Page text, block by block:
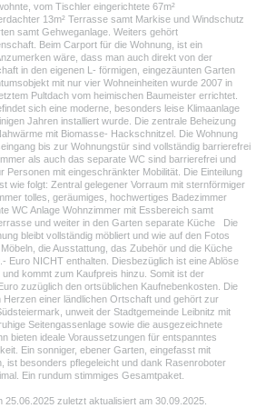
vom Tischler eingerichtete 67m²
13m² Terrasse samt Markise und Windschutz
samt Gehweganlage. Weiters gehört
Beim Carport für die Wohnung, ist ein
wäre, dass man auch direkt von der
in den eigenen L- förmigen, eingezäunten Garten
mit nur vier Wohneinheiten wurde 2007 in
Pultdach vom heimischen Baumeister errichtet.
sich eine moderne, besonders leise Klimaanlage
Jahren installiert wurde. Die zentrale Beheizung
mit Biomasse- Hackschnitzel. Die Wohnung
bis zur Wohnungstür sind vollständig barrierefrei
als auch das separate WC sind barrierefrei und
Personen mit eingeschränkter Mobilität. Die Einteilung
wie folgt: Zentral gelegener Vorraum mit sternförmiger
tolles, geräumiges, hochwertiges Badezimmer
WC Anlage Wohnzimmer mit Essbereich samt
und weiter in den Garten separate Küche Die
bleibt vollständig möbliert und wie auf den Fotos
die Ausstattung, das Zubehör und die Küche
Euro NICHT enthalten. Diesbezüglich ist eine Ablöse
kommt zum Kaufpreis hinzu. Somit ist der
zuzüglich den ortsüblichen Kaufnebenkosten. Die
Herzen einer ländlichen Ortschaft und gehört zur
unweit der Stadtgemeinde Leibnitz mit
Seitengassenlage sowie die ausgezeichnete
bieten ideale Voraussetzungen für entspanntes
Ein sonniger, ebener Garten, eingefasst mit
ist besonders pflegeleicht und dank Rasenroboter
Ein rundum stimmiges Gesamtpaket.
25.06.2025 zuletzt aktualisiert am 30.09.2025.